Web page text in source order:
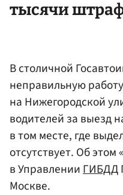
тысячи
В столичной
неправильную
на Нижегородской
водителей за выезд
в том месте, где
отсутствует. Об этом
в УправленииГИБДД
Москве.